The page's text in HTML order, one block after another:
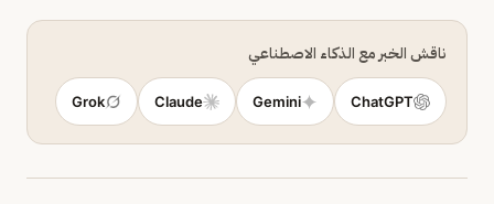
ناقش الخبر مع الذكاء الاصطناعي
ChatGPT
Gemini
Claude
Grok